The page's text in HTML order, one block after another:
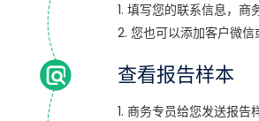
1. 填写您的联系信息，商
2. 您也可以添加客户微
查看报告样本
1. 商务专员给您发送报告